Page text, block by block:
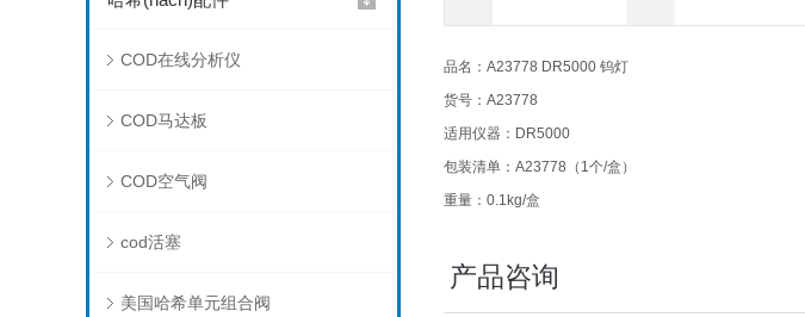
COD在线分析仪
COD马达板
COD空气阀
cod活塞
美国哈希单元组合阀
品名：A23778 DR5000 钨灯
货号：A23778
适用仪器：DR5000
包装清单：A23778（1个/盒）
重量：0.1kg/盒
产品咨询